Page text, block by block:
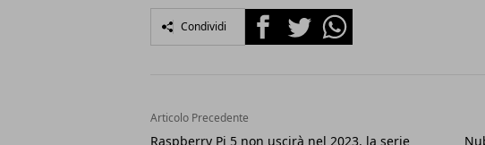
Condividi FacebookTwitterWhatsapp
Articolo Precedente
Raspberry Pi 5 non uscirà nel 2023, la serie